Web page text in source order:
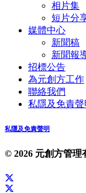
相片集
短片分
媒體中心
新聞稿
新聞報
招標公告
為元創方工作
聯絡我們
私隱及免責聲
私隱及免責聲明
© 2026 元創方管理